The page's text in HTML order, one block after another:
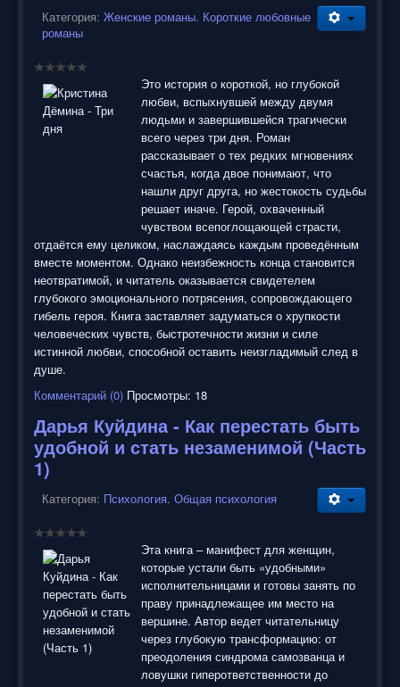
Категория: Женские романы. Короткие любовные
романы
Это история о короткой, но глубокой
любви, вспыхнувшей между двумя
людьми и завершившейся трагически
всего через три дня. Роман
рассказывает о тех редких мгновениях
счастья, когда двое понимают, что
нашли друг друга, но жестокость судьбы
решает иначе. Герой, охваченный
чувством всепоглощающей страсти,
отдаётся ему целиком, наслаждаясь каждым проведённым
вместе моментом. Однако неизбежность конца становится
неотвратимой, и читатель оказывается свидетелем
глубокого эмоционального потрясения, сопровождающего
гибель героя. Книга заставляет задуматься о хрупкости
человеческих чувств, быстротечности жизни и силе
истинной любви, способной оставить неизгладимый след в
душе.
Комментарий (0) Просмотры: 18
Дарья Куйдина - Как перестать быть
удобной и стать незаменимой (Часть
1)
Категория: Психология. Общая психология
Эта книга – манифест для женщин,
которые устали быть «удобными»
исполнительницами и готовы занять по
праву принадлежащее им место на
вершине. Автор ведет читательницу
через глубокую трансформацию: от
преодоления синдрома самозванца и
ловушки гиперответственности до